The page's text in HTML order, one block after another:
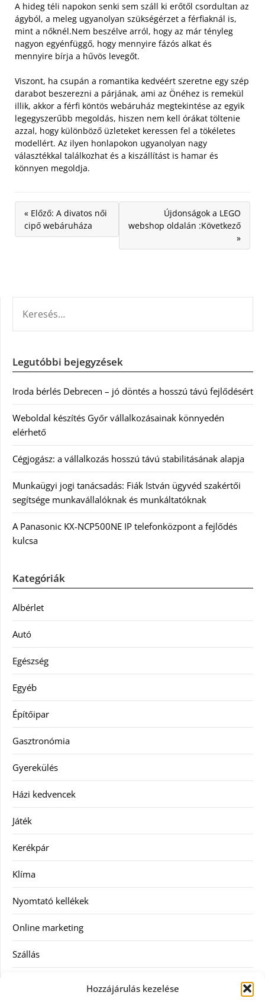
Hozzájárulás kezelése
A hideg téli napokon senki sem száll ki erőtől csordultan az
ágyból, a meleg ugyanolyan szükségérzet a férfiaknál is,
mint a nőknél.Nem beszélve arról, hogy az már tényleg
nagyon egyénfüggő, hogy mennyire fázós alkat és
mennyire bírja a hűvös levegőt.
Viszont, ha csupán a romantika kedvéért szeretne egy szép
darabot beszerezni a párjának, ami az Önéhez is remekül
illik, akkor a férfi köntös webáruház megtekintése az egyik
legegyszerűbb megoldás, hiszen nem kell órákat töltenie
azzal, hogy különböző üzleteket keressen fel a tökéletes
modellért. Az ilyen honlapokon ugyanolyan nagy
választékkal találkozhat és a kiszállítást is hamar és
könnyen megoldja.
« Előző: A divatos női
cipő webáruháza
Újdonságok a LEGO
webshop oldalán :Következő
»
Legutóbbi bejegyzések
Iroda bérlés Debrecen – jó döntés a hosszú távú fejlődésért
Weboldal készítés Győr vállalkozásainak könnyedén
elérhető
Cégjogász: a vállalkozás hosszú távú stabilitásának alapja
Munkaügyi jogi tanácsadás: Fiák István ügyvéd szakértői
segítsége munkavállalóknak és munkáltatóknak
A Panasonic KX-NCP500NE IP telefonközpont a fejlődés
kulcsa
Kategóriák
Albérlet
Autó
Egészség
Egyéb
Építőipar
Gasztronómia
Gyerekülés
Házi kedvencek
Játék
Kerékpár
Klíma
Nyomtató kellékek
Online marketing
Szállás